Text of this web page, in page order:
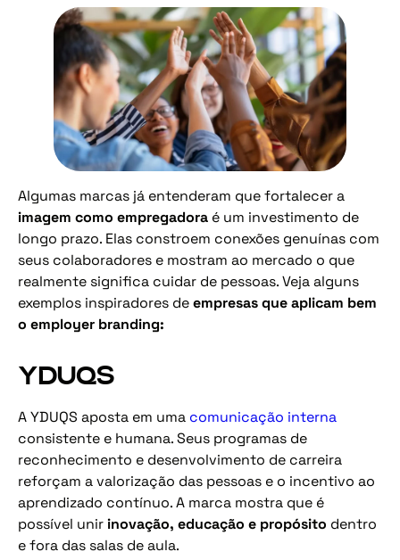
Algumas marcas já entenderam que fortalecer a
imagem como empregadora é um investimento de
longo prazo. Elas constroem conexões genuínas com
seus colaboradores e mostram ao mercado o que
realmente significa cuidar de pessoas. Veja alguns
exemplos inspiradores deempresas que aplicam bem
o employer branding:
YDUQS
A YDUQS aposta em uma comunicação interna
consistente e humana. Seus programas de
reconhecimento e desenvolvimento de carreira
reforçam a valorização das pessoas e o incentivo ao
aprendizado contínuo. A marca mostra que é
possível unir inovação, educação e propósito dentro
e fora das salas de aula.